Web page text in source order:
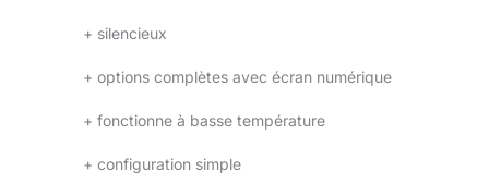
+ silencieux
+ options complètes avec écran numérique
+ fonctionne à basse température
+ configuration simple